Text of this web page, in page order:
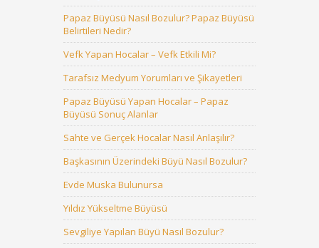
Papaz Büyüsü Nasıl Bozulur? Papaz Büyüsü
Belirtileri Nedir?
Vefk Yapan Hocalar – Vefk Etkili Mi?
Tarafsız Medyum Yorumları ve Şikayetleri
Papaz Büyüsü Yapan Hocalar – Papaz
Büyüsü Sonuç Alanlar
Sahte ve Gerçek Hocalar Nasıl Anlaşılır?
Başkasının Üzerindeki Büyü Nasıl Bozulur?
Evde Muska Bulunursa
Yıldız Yükseltme Büyüsü
Sevgiliye Yapılan Büyü Nasıl Bozulur?